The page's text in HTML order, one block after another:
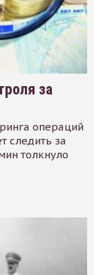
за
операций
следить за
толкнуло